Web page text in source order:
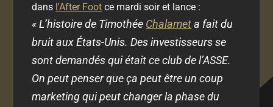
dans l'After Foot ce mardi soir et lance :
« L’histoire de Timothée Chalameta fait du
bruit aux États-Unis. Des investisseurs se
sont demandés qui était ce club de l’ASSE.
On peut penser que ça peut être un coup
marketing qui peut changer la phase du